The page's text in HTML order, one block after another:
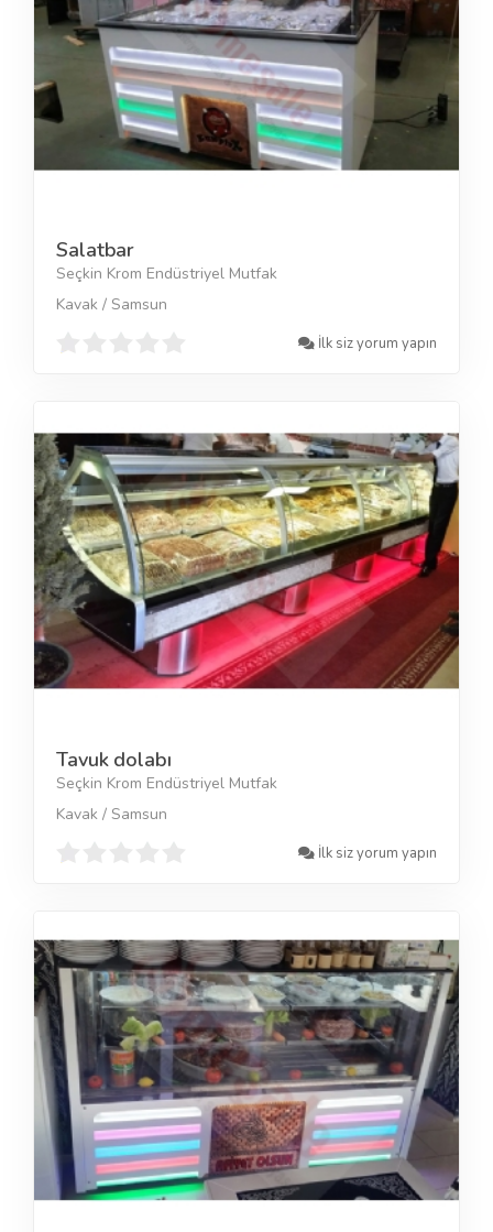
Salatbar
Seçkin Krom Endüstriyel Mutfak
Kavak / Samsun
İlk siz yorum yapın
Tavuk dolabı
Seçkin Krom Endüstriyel Mutfak
Kavak / Samsun
İlk siz yorum yapın